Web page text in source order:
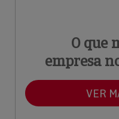
O que
empresa
VER